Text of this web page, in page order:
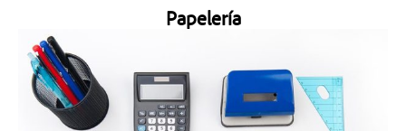
Papelería